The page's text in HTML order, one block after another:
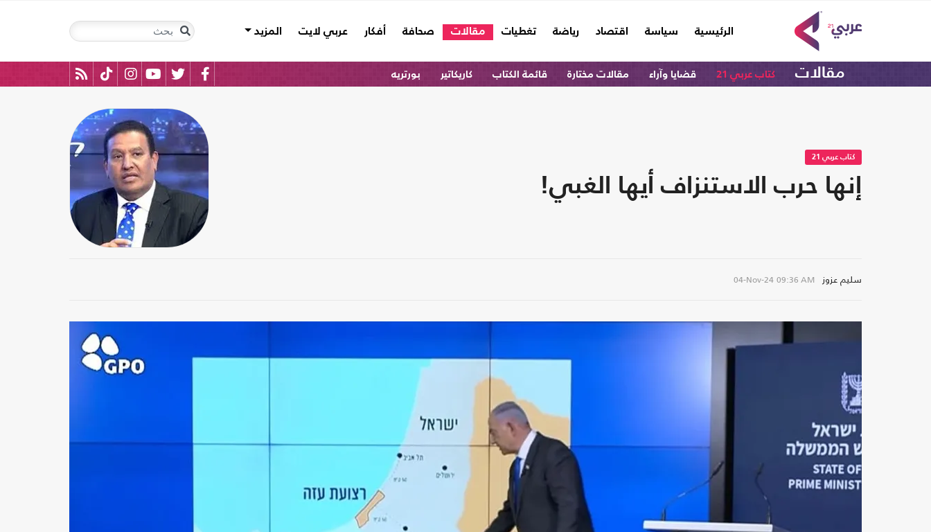
الرئيسية
(current) سياسة اقتصاد رياضة تغطيات مقالات صحافة أفكار عربي لايت المزيد
مقالات كتاب عربي 21 قضايا وآراء مقالات مختارة قائمة الكتاب كاريكاتير بورتريه
كتاب عربي 21
إنها حرب الاستنزاف أيها الغبي!
سليم عزوز 04-Nov-24 09:36 AM